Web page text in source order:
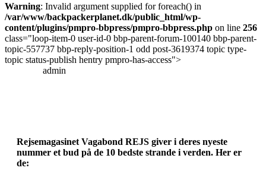
Warning: Invalid argument supplied for foreach() in
/var/www/backpackerplanet.dk/public_html/wp-
content/plugins/pmpro-bbpress/pmpro-bbpress.php on line 256
class="loop-item-0 user-id-0 bbp-parent-forum-100140 bbp-parent-
topic-557737 bbp-reply-position-1 odd post-3619374 topic type-
topic status-publish hentry pmpro-has-access">
admin
Rejsemagasinet Vagabond REJS giver i deres nyeste
nummer et bud på de 10 bedste strande i verden. Her er
de: